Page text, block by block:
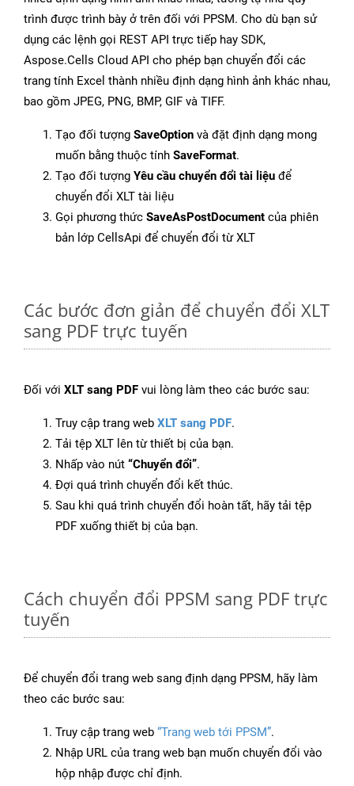
trình được trình bày ở trên đối với PPSM. Cho dù bạn sử
dụng các lệnh gọi REST API trực tiếp hay SDK,
Aspose.Cells Cloud API cho phép bạn chuyển đổi các
trang tính Excel thành nhiều định dạng hình ảnh khác nhau,
bao gồm JPEG, PNG, BMP, GIF và TIFF.
Tạo đối tượng SaveOption và đặt định dạng mong
muốn bằng thuộc tính SaveFormat.
Tạo đối tượng Yêu cầu chuyển đổi tài liệu để
chuyển đổi XLT tài liệu
Gọi phương thức SaveAsPostDocument của phiên
bản lớp CellsApi để chuyển đổi từ XLT
Các bước đơn giản để chuyển đổi XLT
sang PDF trực tuyến
Đối với XLT sang PDF vui lòng làm theo các bước sau:
Truy cập trang web XLT sang PDF.
Tải tệp XLT lên từ thiết bị của bạn.
Nhấp vào nút “Chuyển đổi”.
Đợi quá trình chuyển đổi kết thúc.
Sau khi quá trình chuyển đổi hoàn tất, hãy tải tệp
PDF xuống thiết bị của bạn.
Cách chuyển đổi PPSM sang PDF trực
tuyến
Để chuyển đổi trang web sang định dạng PPSM, hãy làm
theo các bước sau:
Truy cập trang web “Trang web tới PPSM”.
Nhập URL của trang web bạn muốn chuyển đổi vào
hộp nhập được chỉ định.